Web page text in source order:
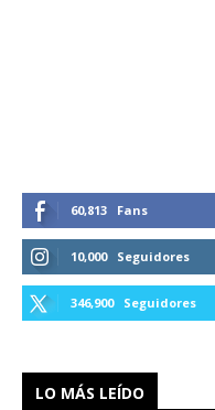
60,813 Fans
10,000 Seguidores
346,900 Seguidores
LO MÁS LEÍDO